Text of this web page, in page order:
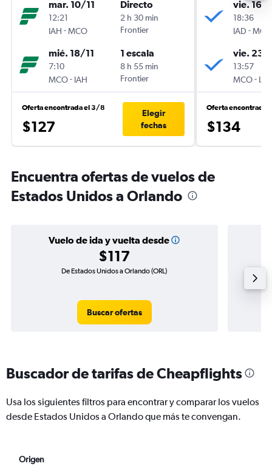
mar. 10/11
12:21
IAH -MCO
Directo
2 h 30 min
Frontier
mié. 18/11
7:10
MCO- IAH
1 escala
8 h 55 min
Frontier
Oferta encontrada el 3/8
$127
Elegir
fechas
vie. 16/
18:36
IAD -MCO
vie. 23/
13:57
MCO- IAD
Oferta encontrada
$134
Encuentra ofertas de vuelos de
Estados Unidos a Orlando
Vuelo de ida y vuelta desde
$117
De Estados Unidos a Orlando (ORL)
Buscar ofertas
Buscador de tarifas de Cheapflights
Usa los siguientes filtros para encontrar y comparar los vuelos
desde Estados Unidos a Orlando que más te convengan.
Origen